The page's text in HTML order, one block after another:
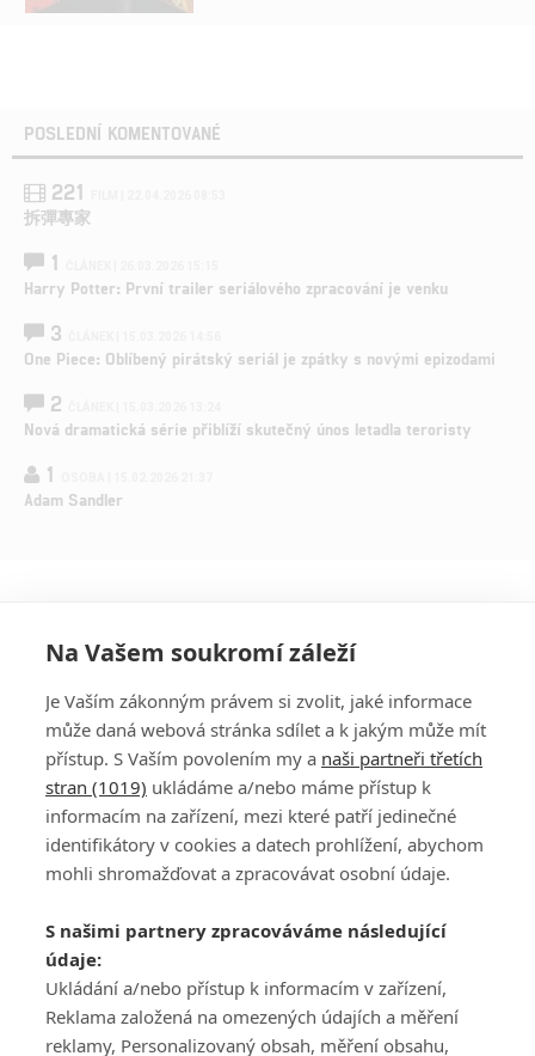
POSLEDNÍ KOMENTOVANÉ
221
拆彈專家
1
Harry Potter: První trailer seriálového zpracování je venku
3
One Piece: Oblíbený pirátský seriál je zpátky s novými epizodami
2
Nová dramatická série přiblíží skutečný únos letadla teroristy
1
Adam Sandler
PŘIHLÁSIT
REGISTROVAT
DISKUZE
Šéfredaktorkou webu jePetr Slavík, e-mailserialy@fandimefilmu.cz
Máte-li zájem o inzerci na našem webu napište nám na e-mail
studio@koncal.com
Ochrana osobních údajů|Zásady používání cookies |Pravidla webu
Upravit nastavení soukromí
Na Vašem soukromí záleží
Je Vaším zákonným právem si zvolit, jaké informace
může daná webová stránka sdílet a k jakým může mít
přístup. S Vaším povolením my a naši partneři třetích
stran (1019) ukládáme a/nebo máme přístup k
informacím na zařízení, mezi které patří jedinečné
identifikátory v cookies a datech prohlížení, abychom
mohli shromažďovat a zpracovávat osobní údaje.
S našimi partnery zpracováváme následující
údaje:
Ukládání a/nebo přístup k informacím v zařízení,
Reklama založená na omezených údajích a měření
reklamy, Personalizovaný obsah, měření obsahu,